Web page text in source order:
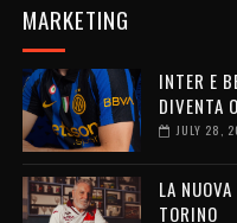
MARKETING
INTER E
DIVENTA
JULY 28,
LA
TORINO